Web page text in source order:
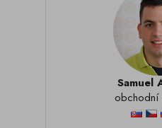
Samuel
obchodní